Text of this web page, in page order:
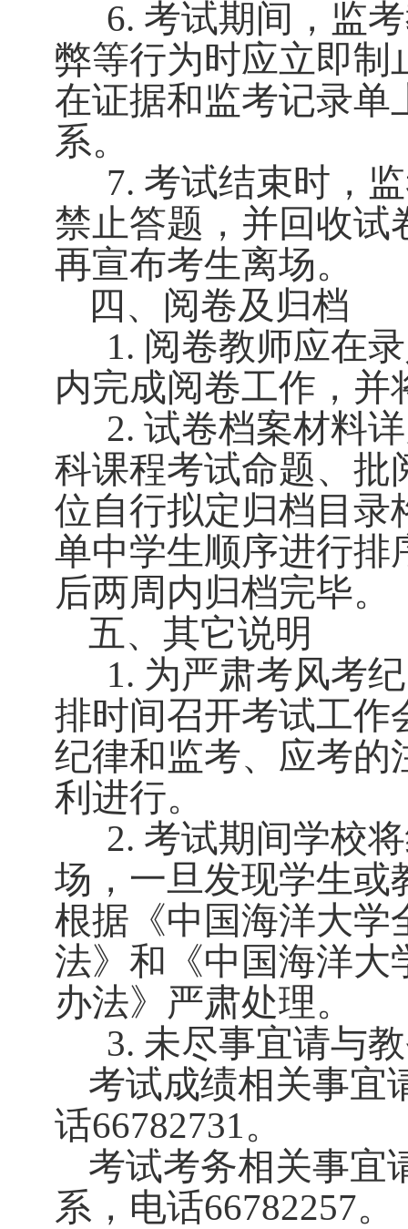
6. 考试期间，监
弊等行为时应立即制
在证据和监考记录单
系。
7. 考试结束时，
禁止答题，并回收试
再宣布考生离场。
四、阅卷及归档
1. 阅卷教师应在
内完成阅卷工作，并
2. 试卷档案材料
科课程考试命题、批
位自行拟定归档目录
单中学生顺序进行排
后两周内归档完毕。
五、其它说明
1. 为严肃考风考
排时间召开考试工作
纪律和监考、应考的
利进行。
2. 考试期间学校
场，一旦发现学生或
根据《中国海洋大学
法》和《中国海洋大
办法》严肃处理。
3. 未尽事宜请与
考试成绩相关事宜
话66782731。
考试考务相关事宜
系，电话66782257。